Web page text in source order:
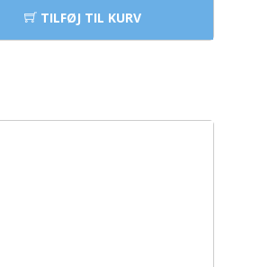
TILFØJ TIL KURV